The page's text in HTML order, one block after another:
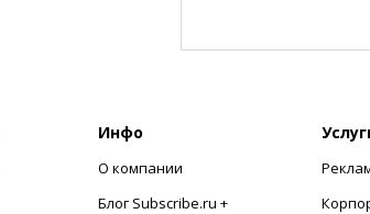
Инфо
О компании
Блог Subscribe.ru +